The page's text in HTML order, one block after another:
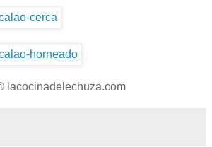
lacocinadelechuza.com